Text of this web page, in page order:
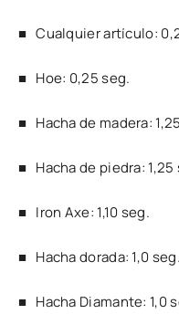
■ Cualquier artículo:
■ Hoe: 0,25 seg.
■ Hacha de madera:
■ Hacha de piedra: 1,25
■ Iron Axe: 1,10 seg.
■ Hacha dorada: 1,0 seg.
■ Hacha Diamante: 1,0